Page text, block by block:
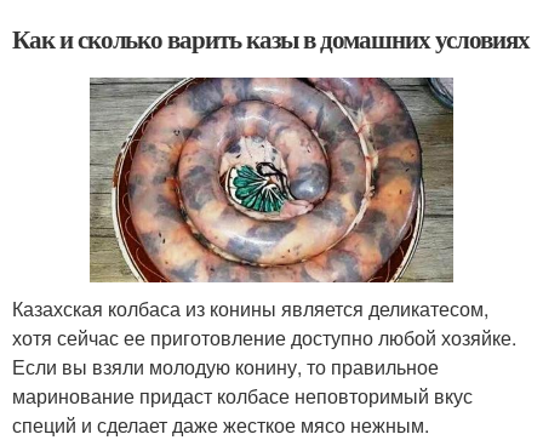
Как и сколько варить казы в домашних условиях
Казахская колбаса из конины является деликатесом,
хотя сейчас ее приготовление доступно любой хозяйке.
Если вы взяли молодую конину, то правильное
маринование придаст колбасе неповторимый вкус
специй и сделает даже жесткое мясо нежным.